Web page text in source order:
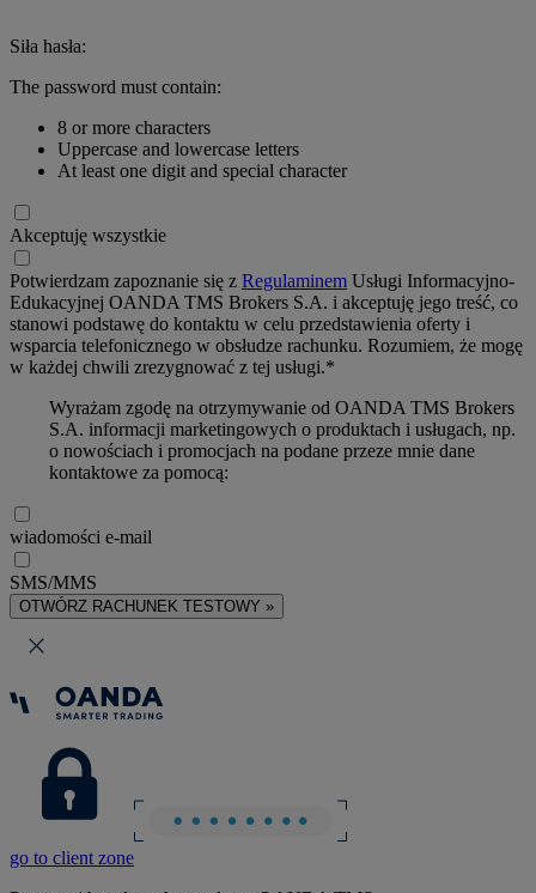
Siła hasła:
The password must contain:
8 or more characters
Uppercase and lowercase letters
At least one digit and special character
Akceptuję wszystkie
Potwierdzam zapoznanie się z Regulaminem Usługi Informacyjno-
Edukacyjnej OANDA TMS Brokers S.A. i akceptuję jego treść, co
stanowi podstawę do kontaktu w celu przedstawienia oferty i
wsparcia telefonicznego w obsłudze rachunku. Rozumiem, że mogę
w każdej chwili zrezygnować z tej usługi.*
Wyrażam zgodę na otrzymywanie od OANDA TMS Brokers
S.A. informacji marketingowych o produktach i usługach, np.
o nowościach i promocjach na podane przeze mnie dane
kontaktowe za pomocą:
wiadomości e-mail
SMS/MMS
OTWÓRZ RACHUNEK TESTOWY »
go to client zone